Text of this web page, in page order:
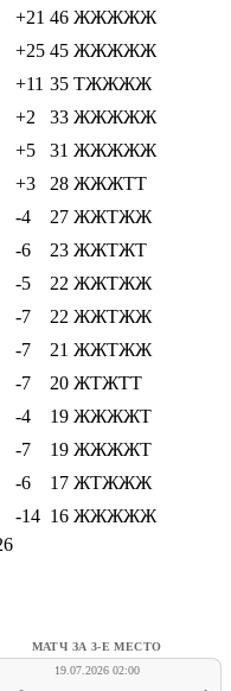
+21 46 ЖЖЖЖЖ
+25 45 ЖЖЖЖЖ
+11 35 ТЖЖЖЖ
+2 33 ЖЖЖЖЖ
+5 31 ЖЖЖЖЖ
+3 28 ЖЖЖТТ
-4 27 ЖЖТЖЖ
-6 23 ЖЖТЖТ
-5 22 ЖЖТЖЖ
-7 22 ЖЖТЖЖ
-7 21 ЖЖТЖЖ
-7 20 ЖТЖТТ
-4 19 ЖЖЖЖТ
-7 19 ЖЖЖЖТ
-6 17 ЖТЖЖЖ
-14 16 ЖЖЖЖЖ
МАТЧ ЗА 3-Е МЕСТО
19.07.2026 02:00